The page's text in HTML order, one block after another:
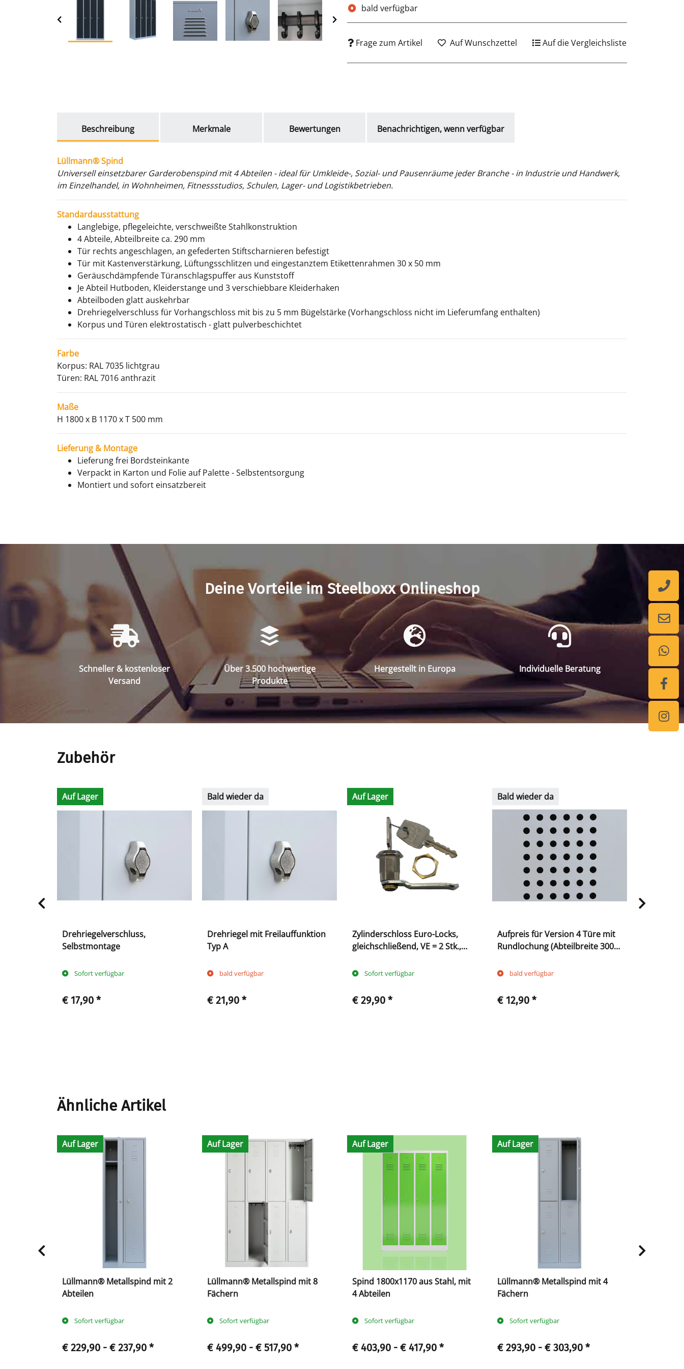
bald verfügbar
Frage zum Artikel Auf Wunschzettel Auf die Vergleichsliste
Beschreibung
Merkmale Bewertungen Benachrichtigen, wenn verfügbar
Lüllmann® Spind
Universell einsetzbarer Garderobenspind mit 4 Abteilen - ideal für Umkleide-, Sozial- und Pausenräume jeder Branche - in Industrie und Handwerk,
im Einzelhandel, in Wohnheimen, Fitnessstudios, Schulen, Lager- und Logistikbetrieben.
Standardausstattung
Langlebige, pflegeleichte, verschweißte Stahlkonstruktion
4 Abteile, Abteilbreite ca. 290 mm
Tür rechts angeschlagen, an gefederten Stiftscharnieren befestigt
Tür mit Kastenverstärkung, Lüftungsschlitzen und eingestanztem Etikettenrahmen 30 x 50 mm
Geräuschdämpfende Türanschlagspuffer aus Kunststoff
Je Abteil Hutboden, Kleiderstange und 3 verschiebbare Kleiderhaken
Abteilboden glatt auskehrbar
Drehriegelverschluss für Vorhangschloss mit bis zu 5 mm Bügelstärke (Vorhangschloss nicht im Lieferumfang enthalten)
Korpus und Türen elektrostatisch - glatt pulverbeschichtet
Farbe
Korpus: RAL 7035 lichtgrau
Türen: RAL 7016 anthrazit
Maße
H 1800 x B 1170 x T 500 mm
Lieferung & Montage
Lieferung frei Bordsteinkante
Verpackt in Karton und Folie auf Palette - Selbstentsorgung
Montiert und sofort einsatzbereit
Deine Vorteile im Steelboxx Onlineshop
Schneller & kostenloser
Versand
Über 3.500 hochwertige
Produkte
Hergestellt in Europa Individuelle Beratung
Zubehör
Auf Lager
Drehriegelverschluss,
Selbstmontage
Sofort verfügbar
€ 17,90 *
Bald wieder da
Drehriegel mit Freilauffunktion
Typ A
bald verfügbar
€ 21,90 *
Auf Lager
Zylinderschloss Euro-Locks,
gleichschließend, VE = 2 Stk.,
Sofort verfügbar
€ 29,90 *
Bald wieder da
Aufpreis für Version 4 Türe mit
Rundlochung (Abteilbreite 300
bald verfügbar
€ 12,90 *
Ähnliche Artikel
Auf Lager
Lüllmann® Metallspind mit 2
Abteilen
Sofort verfügbar
€ 229,90 - € 237,90 *
Auf Lager
Lüllmann® Metallspind mit 8
Fächern
Sofort verfügbar
€ 499,90 - € 517,90 *
Auf Lager
Spind 1800x1170 aus Stahl, mit
4 Abteilen
Sofort verfügbar
€ 403,90 - € 417,90 *
Auf Lager
Lüllmann® Metallspind mit 4
Fächern
Sofort verfügbar
€ 293,90 - € 303,90 *